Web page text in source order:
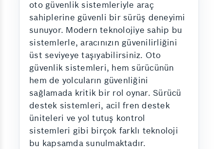
oto güvenlik sistemleriyle araç
sahiplerine güvenli bir sürüş deneyimi
sunuyor. Modern teknolojiye sahip bu
sistemlerle, aracınızın güvenilirliğini
üst seviyeye taşıyabilirsiniz. Oto
güvenlik sistemleri, hem sürücünün
hem de yolcuların güvenliğini
sağlamada kritik bir rol oynar. Sürücü
destek sistemleri, acil fren destek
üniteleri ve yol tutuş kontrol
sistemleri gibi birçok farklı teknoloji
bu kapsamda sunulmaktadır.